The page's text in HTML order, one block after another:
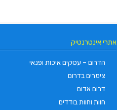
אתרי אינטרנטיק
הדרום – עסקים איכות ופנאי
צימרים בדרום
דרום אדום
חוות וחוות בודדים